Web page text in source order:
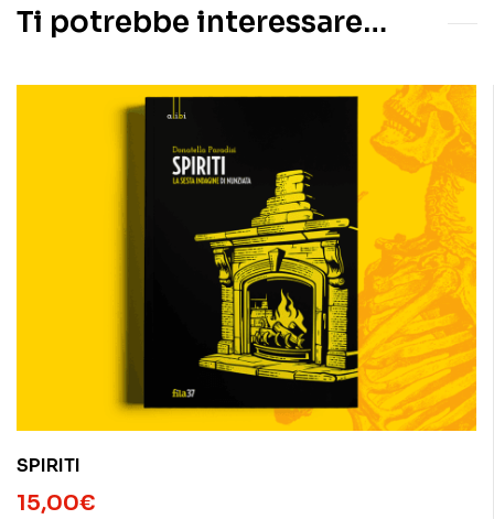
Ti potrebbe interessare…
SPIRITI
15,00€